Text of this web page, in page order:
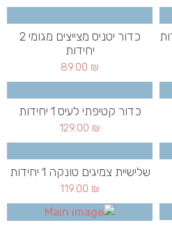
כדור יטניס מצייצים מגומי 2
יחידות
89.00 ₪
כדור קטיפתי לעיס 1 יחידות
129.00 ₪
שלישיית צמיגים טונקה 1 יחידות
119.00 ₪